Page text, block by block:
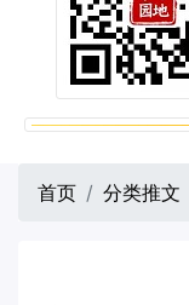
首页 分类推文